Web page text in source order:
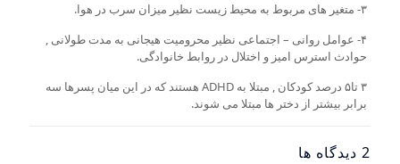
۳- متغیر های مربوط به محیط زیست نظیر میزان سرب در هوا.
۴- عوامل روانی – اجتماعی نظیر محرومیت هیجانی به مدت طولانی ,
حوادث استرس امیز و اختلال در روابط خانوادگی.
۳ تا۵ درصد کودکان , مبتلا به ADHD هستند که در این میان پسرها سه
برابر بیشتر از دختر ها مبتلا می شوند.
2 دیدگاه ها